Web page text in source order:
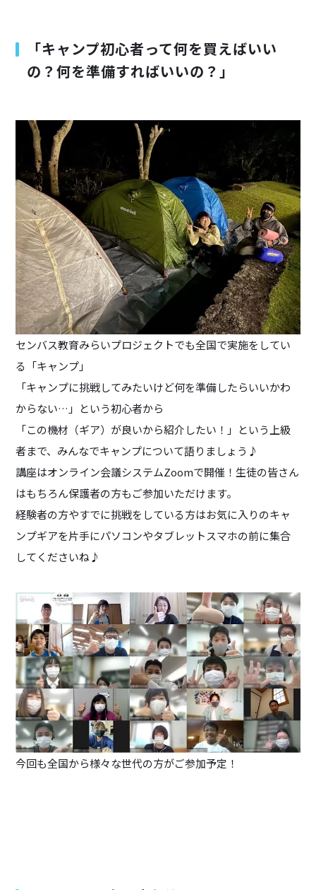
「キャンプ初心者って何を買えばいい
の？何を準備すればいいの？」
センバス教育みらいプロジェクトでも全国で実施をしてい
る「キャンプ」
「キャンプに挑戦してみたいけど何を準備したらいいかわ
からない…」という初心者から
「この機材（ギア）が良いから紹介したい！」という上級
者まで、みんなでキャンプについて語りましょう♪
講座はオンライン会議システムZoomで開催！生徒の皆さん
はもちろん保護者の方もご参加いただけます。
経験者の方やすでに挑戦をしている方はお気に入りのキャ
ンプギアを片手にパソコンやタブレットスマホの前に集合
してくださいね♪
今回も全国から様々な世代の方がご参加予定！